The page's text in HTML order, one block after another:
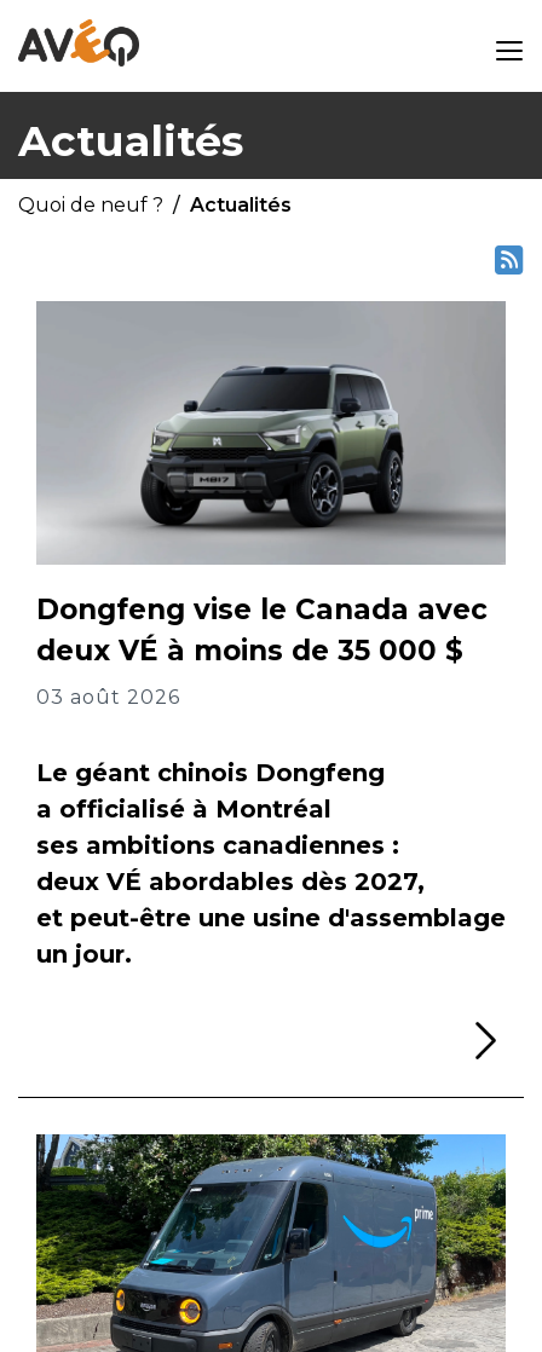
Actualités
Quoi de neuf ? Actualités
Dongfeng vise le Canada avec
deux VÉ à moins de 35 000 $
03 août 2026
Le géant chinois Dongfeng
a officialisé à Montréal
ses ambitions canadiennes :
deux VÉ abordables dès 2027,
et peut-être une usine d'assemblage
un jour.